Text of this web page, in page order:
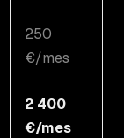
250
€/mes
2 400
€/mes